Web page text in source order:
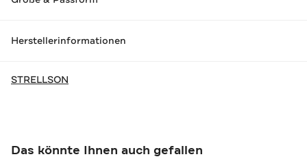
Herstellerinformationen
STRELLSON
Das könnte Ihnen auch gefallen